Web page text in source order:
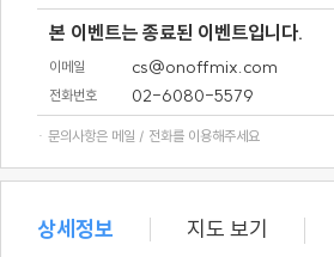
본 이벤트는 종료된 이벤트입니다.
이메일 cs@onoffmix.com
전화번호 02-6080-5579
· 문의사항은 메일 / 전화를 이용해주세요
상세정보 지도 보기